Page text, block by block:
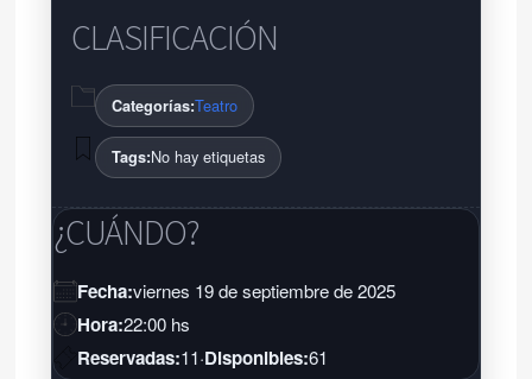
CLASIFICACIÓN
Categorías:Teatro
Tags:No hay etiquetas
¿CUÁNDO?
Fecha:viernes 19 de septiembre de 2025
Hora:22:00 hs
Reservadas:11·Disponibles:61